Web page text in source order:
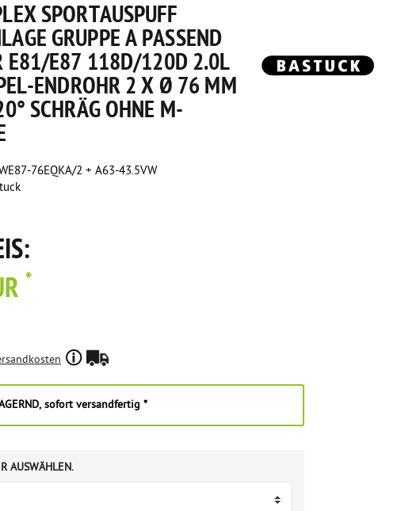
SPORTAUSPUFF
GRUPPE A PASSEND
E81/E87 118D/120D 2.0L
ENDROHR 2 X Ø 76 MM
SCHRÄG OHNE M-
76EQKA/2 + A63-43.5VW
*
sofort versandfertig *
AUSWÄHLEN.